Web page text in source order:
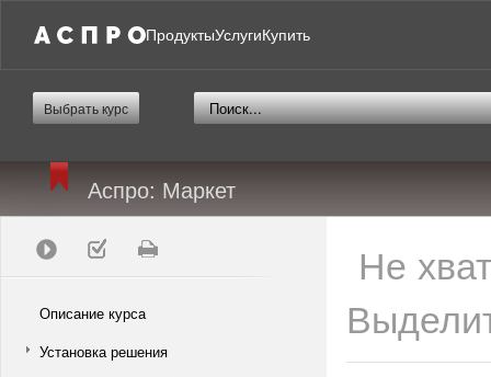
ПродуктыУслугиКупить
Выбрать курс
Аспро: Маркет
Описание курса
Установка решения
Не